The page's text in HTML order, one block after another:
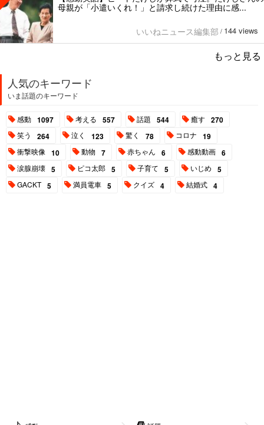
母親が「小遣いくれ！」と請求し続けた理由に感...
いいねニュース編集部 / 144 views
もっと見る
人気のキーワード
いま話題のキーワード
感動 1097 考える 557 話題 544 癒す 270
笑う 264 泣く 123 驚く 78 コロナ 19
衝撃映像 10 動物 7 赤ちゃん 6 感動動画 6
涙腺崩壊 5 ピコ太郎 5 子育て 5 いじめ 5
GACKT 5 満員電車 5 クイズ 4 結婚式 4